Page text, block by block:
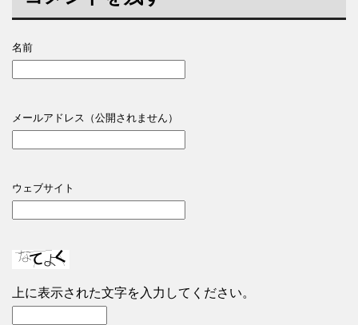
名前
メールアドレス（公開されません）
ウェブサイト
上に表示された文字を入力してください。